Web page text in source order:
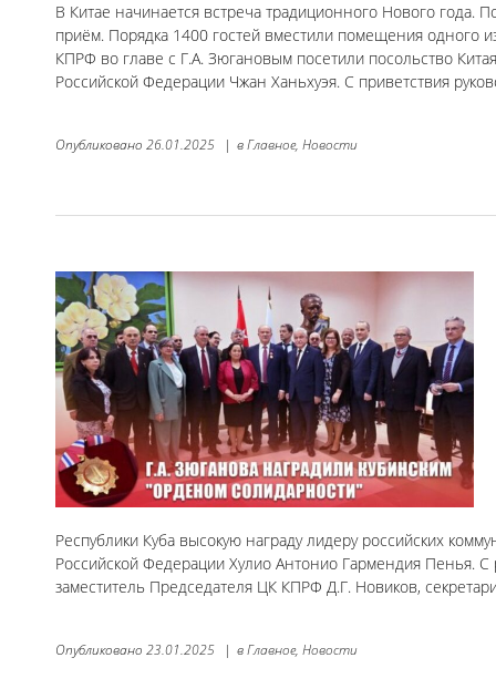
В Китае начинается встреча традиционного Нового
приём. Порядка 1400 гостей вместили помещения одного
КПРФ во главе с Г.А. Зюгановым посетили посольство
Российской Федерации Чжан Ханьхуэя. С приветствия
Опубликовано 26.01.2025 | вГлавное, Новости
Республики Куба высокую награду лидеру российских
Российской Федерации Хулио Антонио Гармендия Пенья.
заместитель Председателя ЦК КПРФ Д.Г. Новиков,
Опубликовано 23.01.2025 | вГлавное, Новости